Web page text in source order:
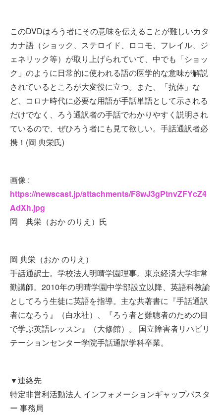
このDVDはろう者にその意味を伝えることが難しいカタ
カナ語（ショック、ステロイド、ロコモ、フレイル、ジ
ェネリック等）が取り上げられていて、中でも「ショッ
ク」のように日常的に使われる語の医学的な意味が解説
されているところが大変役に立つ。また、「抗体」な
ど、コロナ時代に必要な用語が手話単語として示される
だけでなく、ろう通訳者の手話でわかりやすく説明され
ているので、ぜひろう者にも見て欲しい。手話通訳者必
携！(岡 典栄氏)
画像 :
https://newscast.jp/attachments/F8wJ3gPtnvZFYcZ4
AdXh.jpg
岡 典栄（おか のりえ）氏
岡 典栄（おか のりえ）
手話通訳士。学校法人明晴学園理事。東京経済大学非常
勤講師。2010年の明晴学園中学部設立以降、英語科教諭
としてろう生徒に英語を指導。主な共著書に『手話通訳
者になろう』（白水社）、『ろう者と難聴者のための目
で学ぶ英語レッスン』（大修館）。 国立障害者リハビリ
テーションセンター学院手話通訳学科卒業。
▼連絡先
特定非営利活動法人 インフォメーションギャップバスタ
ー 事務局